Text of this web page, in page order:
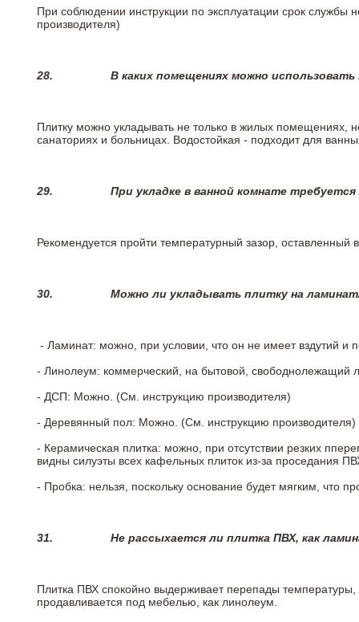
При соблюдении инструкции по эксплуатации срок
производителя)
28. В каких помещениях можно
Плитку можно укладывать не только в жилых помещениях,
санаториях и больницах. Водостойкая - подходит для
29. При укладке в ванной комнате
Рекомендуется пройти температурный зазор,
30. Можно ли укладывать плитку на
- Ламинат: можно, при условии, что он не имеет вздутий
- Линолеум: коммерческий, на бытовой, свободнолежащий
- ДСП: Можно. (См. инструкцию производителя)
- Деревянный пол: Можно. (См. инструкцию производителя)
- Керамическая плитка: можно, при отсутствии резких
видны силуэты всех кафельных плиток из-за проседания
- Пробка: нельзя, поскольку основание будет мягким, что
31. Не рассыхается ли плитка ПВХ, как
Плитка ПВХ спокойно выдерживает перепады температуры,
продавливается под мебелью, как линолеум.